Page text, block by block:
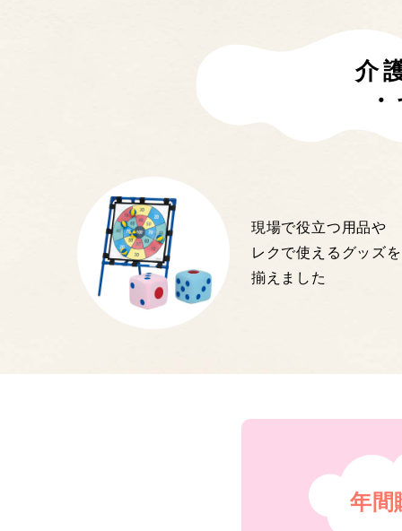
介
現場で役立つ用品や
レクで使えるグッズを
揃えました
年間